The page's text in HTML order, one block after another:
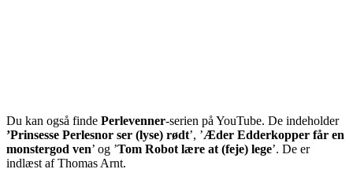
Du kan også finde Perlevenner-serien på YouTube. De indeholder
’Prinsesse Perlesnor ser (lyse) rødt’, ’Æder Edderkopper får en
monstergod ven’ og ’Tom Robot lære at (feje) lege’. De er
indlæst af Thomas Arnt.